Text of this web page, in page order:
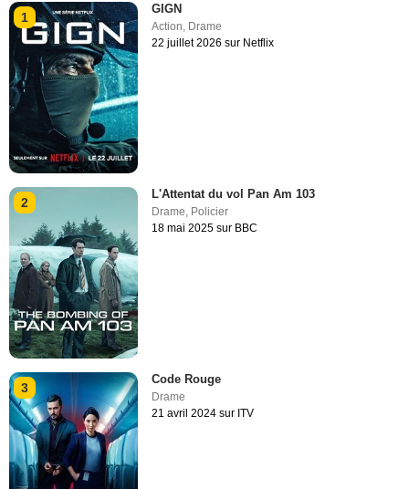
1
GIGN
Action Drame
22 juillet 2026 sur Netflix
2
L'Attentat du vol Pan Am 103
Drame, Policier
18 mai 2025 sur BBC
3
Code Rouge
Drame
21 avril 2024 sur ITV